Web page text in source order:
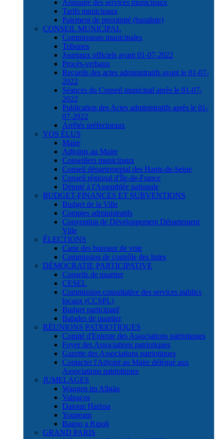
Annuaire des services municipaux
Tarifs municipaux
Paiement de proximité (buraliste)
CONSEIL MUNICIPAL
Commissions municipales
Tribunes
Journaux officiels avant 01-07-2022
Procès-verbaux
Recueils des actes administratifs avant le 01-07-
2022
Séances du Conseil municipal après le 01-07-
2022
Publication des Actes administratifs après le 01-
07-2022
Arrêtés préfectoraux
VOS ÉLUS
Maire
Adjoints au Maire
Conseillers municipaux
Conseil départemental des Hauts-de-Seine
Conseil régional d'Île-de-France
Député à l'Assemblée nationale
BUDGET-FINANCES ET SUBVENTIONS
Budget de la Ville
Comptes administratifs
Convention de Développement Département
Ville
ÉLECTIONS
Carte des bureaux de vote
Commission de contrôle des listes
DÉMOCRATIE PARTICIPATIVE
Conseils de quartier
CESEL
Commission consultative des services publics
locaux (CCSPL)
Budget participatif
Balades de quartier
RÉUNIONS PATRIOTIQUES
Comité d'Entente des Associations patriotiques
Foyer des Associations patriotiques
Gazette des Associations patriotiques
Contacter l'Adjoint au Maire délégué aux
Associations patriotiques
JUMELAGES
Wangen im Allgäu
Valpaços
Daroun Harissa
Yoqneam
Bagno a Ripoli
GRAND PARIS